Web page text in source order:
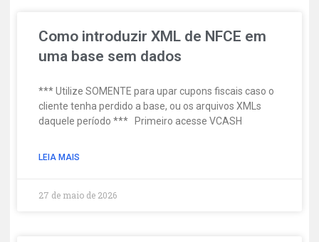
Como introduzir XML de NFCE em
uma base sem dados
*** Utilize SOMENTE para upar cupons fiscais caso o
cliente tenha perdido a base, ou os arquivos XMLs
daquele período *** Primeiro acesse VCASH
LEIA MAIS
27 de maio de 2026